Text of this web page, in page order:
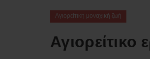
Αγιορείτικη μοναχική ζωή
Αγιορείτικο